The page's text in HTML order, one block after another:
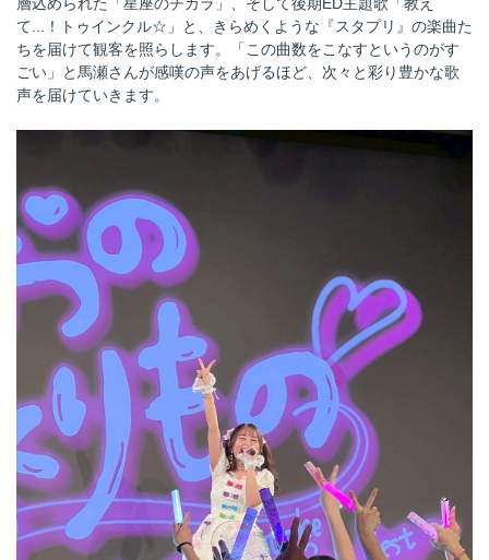
層込められた「星座のチカラ」、そして後期ED主題歌「教え
て...！トゥインクル☆」と、きらめくような『スタプリ』の楽曲た
ちを届けて観客を照らします。「この曲数をこなすというのがす
ごい」と馬瀬さんが感嘆の声をあげるほど、次々と彩り豊かな歌
声を届けていきます。